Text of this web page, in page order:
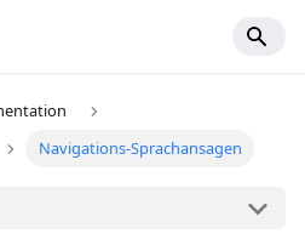
Navigations-Sprachansagen